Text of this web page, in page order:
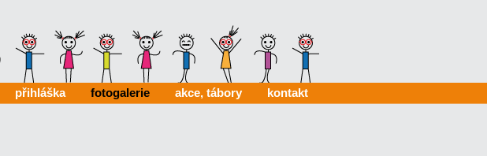
přihláška fotogalerie akce, tábory kontakt